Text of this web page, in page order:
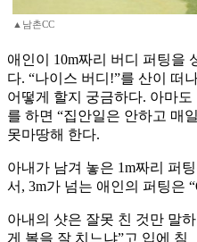
▲남촌CC
애인이 10m짜리 버디 퍼팅을
다. “나이스 버디!”를 산이 떠
어떻게 할지 궁금하다. 아마
를 하면 “집안일은 안하고 매
못마땅해 한다.
아내가 남겨 놓은 1m짜리 퍼
서, 3m가 넘는 애인의 퍼팅은
아내의 샷은 잘못 친 것만 말
게 볼을 잘 치느냐”고 입에 침